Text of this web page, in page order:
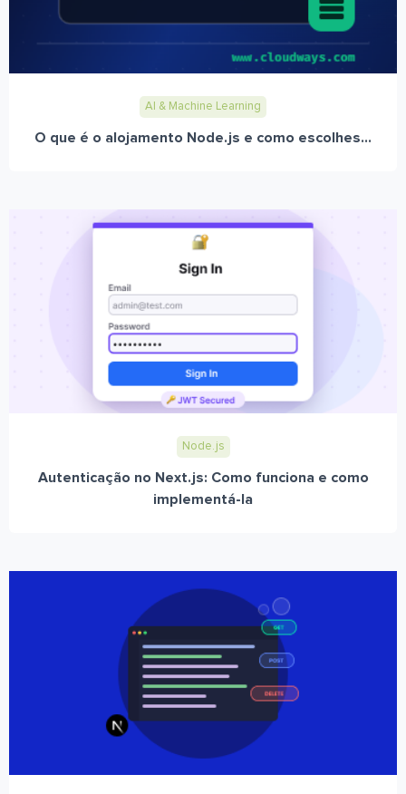
AI & Machine Learning
O que é o alojamento Node.js e como escolhes...
Node.js
Autenticação no Next.js: Como funciona e como
implementá-la